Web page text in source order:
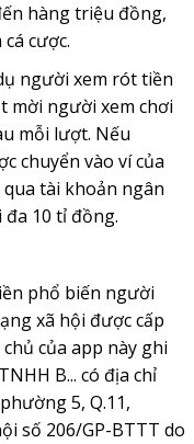
hàng triệu đồng,
cá cược.
người xem rót tiền
mời người xem chơi
mỗi lượt. Nếu
chuyển vào ví của
tài khoản ngân
10 tỉ đồng.
phổ biến người
xã hội được cấp
của app này ghi
B... có địa chỉ
5, Q.11,
số 206/GP-BTTT do